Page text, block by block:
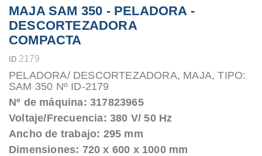
MAJA SAM 350 - PELADORA -
DESCORTEZADORA
COMPACTA
ID 2179
PELADORA/ DESCORTEZADORA, MAJA, TIPO:
SAM 350 Nº ID-2179
Nº de máquina: 317823965
Voltaje/Frecuencia: 380 V/ 50 Hz
Ancho de trabajo: 295 mm
Dimensiones: 720 x 600 x 1000 mm